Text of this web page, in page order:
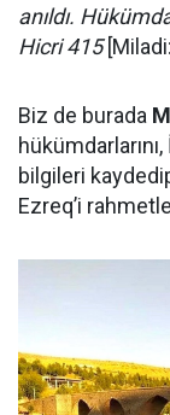
anıldı.
Hicri 415
Biz de burada
bilgileri
Ezreq’i